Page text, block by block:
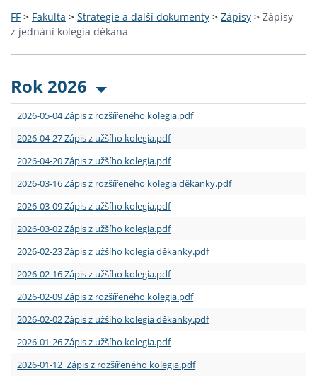
FF > Fakulta > Strategie a další dokumenty > Zápisy > Zápisy
z jednání kolegia děkana
Rok 2026
2026-05-04 Zápis z rozšířeného kolegia.pdf
2026-04-27 Zápis z užšího kolegia.pdf
2026-04-20 Zápis z užšího kolegia.pdf
2026-03-16 Zápis z rozšířeného kolegia děkanky.pdf
2026-03-09 Zápis z užšího kolegia.pdf
2026-03-02 Zápis z užšího kolegia.pdf
2026-02-23 Zápis z užšího kolegia děkanky.pdf
2026-02-16 Zápis z užšího kolegia.pdf
2026-02-09 Zápis z rozšířeného kolegia.pdf
2026-02-02 Zápis z užšího kolegia děkanky.pdf
2026-01-26 Zápis z užšího kolegia.pdf
2026-01-12 Zápis z rozšířeného kolegia.pdf